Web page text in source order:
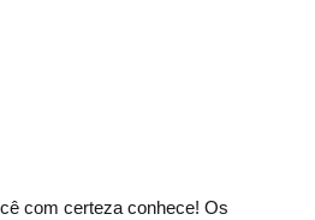
com certeza conhece! Os